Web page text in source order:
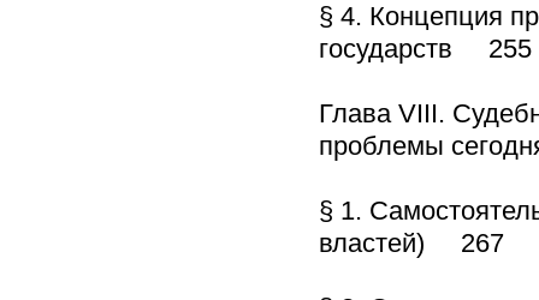
§ 4. Концепция
государств 255
Глава VIII.
проблемы
§ 1.
властей) 267